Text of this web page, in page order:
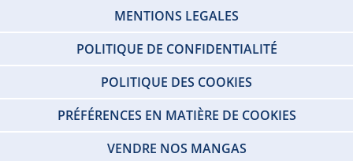
MENTIONS LEGALES
POLITIQUE DE CONFIDENTIALITÉ
POLITIQUE DES COOKIES
PRÉFÉRENCES EN MATIÈRE DE COOKIES
VENDRE NOS MANGAS